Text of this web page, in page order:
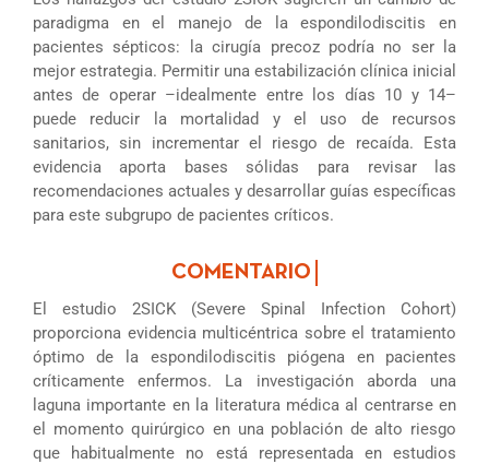
paradigma en el manejo de la espondilodiscitis en
pacientes sépticos: la cirugía precoz podría no ser la
mejor estrategia. Permitir una estabilización clínica inicial
antes de operar –idealmente entre los días 10 y 14–
puede reducir la mortalidad y el uso de recursos
sanitarios, sin incrementar el riesgo de recaída. Esta
evidencia aporta bases sólidas para revisar las
recomendaciones actuales y desarrollar guías específicas
para este subgrupo de pacientes críticos.
El estudio 2SICK (Severe Spinal Infection Cohort)
proporciona evidencia multicéntrica sobre el tratamiento
óptimo de la espondilodiscitis piógena en pacientes
críticamente enfermos. La investigación aborda una
laguna importante en la literatura médica al centrarse en
el momento quirúrgico en una población de alto riesgo
que habitualmente no está representada en estudios